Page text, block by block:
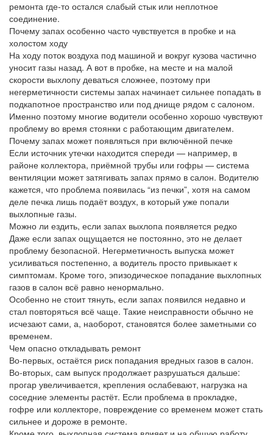
ремонта где-то остался слабый стык или неплотное
соединение.
Почему запах особенно часто чувствуется в пробке и на
холостом ходу
На ходу поток воздуха под машиной и вокруг кузова частично
уносит газы назад. А вот в пробке, на месте и на малой
скорости выхлопу деваться сложнее, поэтому при
негерметичности системы запах начинает сильнее попадать в
подкапотное пространство или под днище рядом с салоном.
Именно поэтому многие водители особенно хорошо чувствуют
проблему во время стоянки с работающим двигателем.
Почему запах может появляться при включённой печке
Если источник утечки находится спереди — например, в
районе коллектора, приёмной трубы или гофры — система
вентиляции может затягивать запах прямо в салон. Водителю
кажется, что проблема появилась “из печки”, хотя на самом
деле печка лишь подаёт воздух, в который уже попали
выхлопные газы.
Можно ли ездить, если запах выхлопа появляется редко
Даже если запах ощущается не постоянно, это не делает
проблему безопасной. Негерметичность выпуска может
усиливаться постепенно, а водитель просто привыкает к
симптомам. Кроме того, эпизодическое попадание выхлопных
газов в салон всё равно ненормально.
Особенно не стоит тянуть, если запах появился недавно и
стал повторяться всё чаще. Такие неисправности обычно не
исчезают сами, а, наоборот, становятся более заметными со
временем.
Чем опасно откладывать ремонт
Во-первых, остаётся риск попадания вредных газов в салон.
Во-вторых, сам выпуск продолжает разрушаться дальше:
прогар увеличивается, крепления ослабевают, нагрузка на
соседние элементы растёт. Если проблема в прокладке,
гофре или коллекторе, повреждение со временем может стать
сильнее и дороже в ремонте.